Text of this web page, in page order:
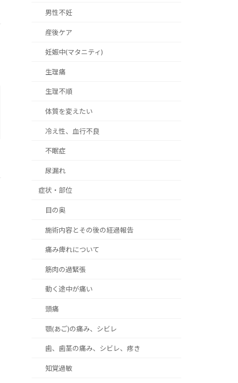
男性不妊
産後ケア
妊娠中(マタニティ)
生理痛
生理不順
体質を変えたい
冷え性、血行不良
不眠症
尿漏れ
症状・部位
目の奥
施術内容とその後の経過報告
痛み痺れについて
筋肉の過緊張
動く途中が痛い
頭痛
顎(あご)の痛み、シビレ
歯、歯茎の痛み、シビレ、疼き
知覚過敏